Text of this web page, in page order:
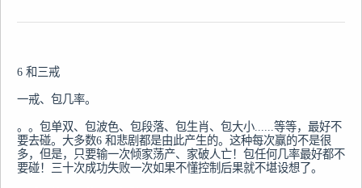
6 和三戒
一戒、包几率。
。。包单双、包波色、包段落、包生肖、包大小......等等，最好不
要去碰。大多数6 和悲剧都是由此产生的。这种每次赢的不是很
多，但是，只要输一次倾家荡产、家破人亡！包任何几率最好都不
要碰！三十次成功失败一次如果不懂控制后果就不堪设想了。